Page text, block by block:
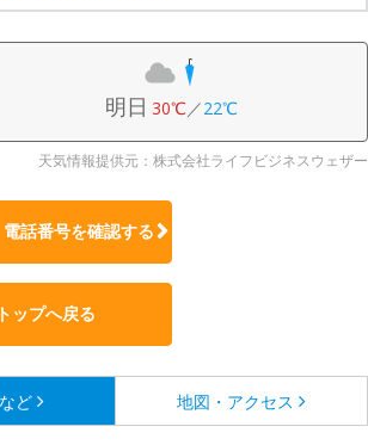
明日 30℃／22℃
天気情報提供元：株式会社ライフビジネスウェザー
話番号を確認する
ップへ戻る
ど 地図・アクセス